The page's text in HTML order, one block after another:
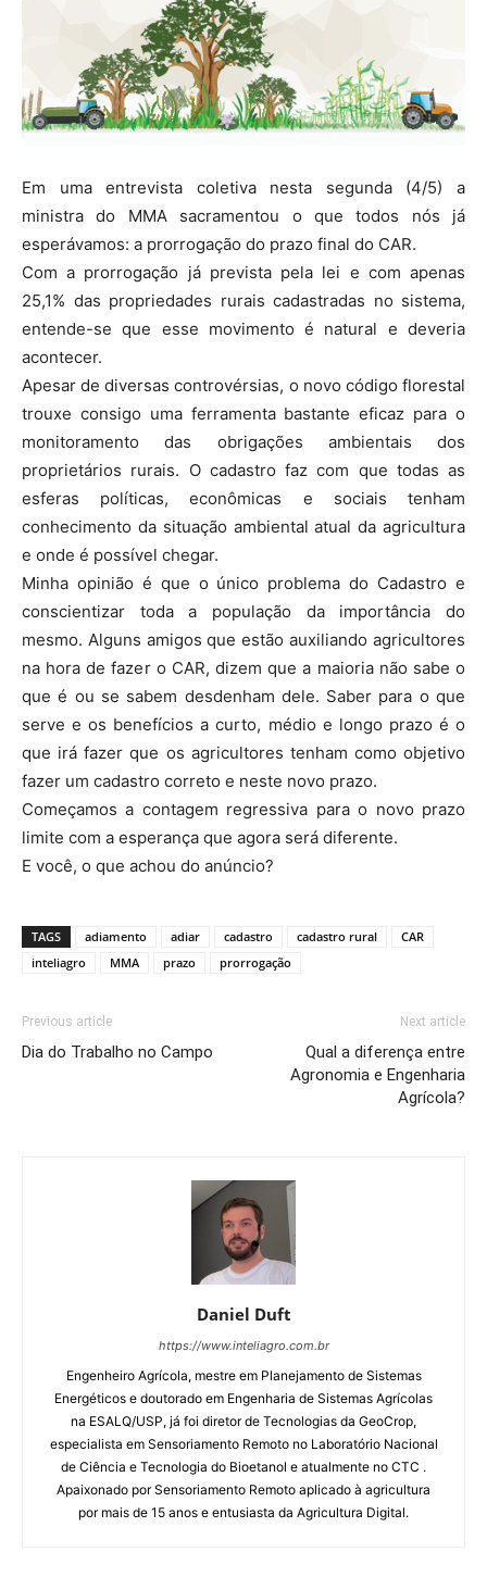
Em uma entrevista coletiva nesta segunda (4/5) a
ministra do MMA sacramentou o que todos nós já
esperávamos: a prorrogação do prazo final do CAR.
Com a prorrogação já prevista pela lei e com apenas
25,1% das propriedades rurais cadastradas no sistema,
entende-se que esse movimento é natural e deveria
acontecer.
Apesar de diversas controvérsias, o novo código florestal
trouxe consigo uma ferramenta bastante eficaz para o
monitoramento das obrigações ambientais dos
proprietários rurais. O cadastro faz com que todas as
esferas políticas, econômicas e sociais tenham
conhecimento da situação ambiental atual da agricultura
e onde é possível chegar.
Minha opinião é que o único problema do Cadastro e
conscientizar toda a população da importância do
mesmo. Alguns amigos que estão auxiliando agricultores
na hora de fazer o CAR, dizem que a maioria não sabe o
que é ou se sabem desdenham dele. Saber para o que
serve e os benefícios a curto, médio e longo prazo é o
que irá fazer que os agricultores tenham como objetivo
fazer um cadastro correto e neste novo prazo.
Começamos a contagem regressiva para o novo prazo
limite com a esperança que agora será diferente.
E você, o que achou do anúncio?
TAGS adiamento adiar cadastro cadastro rural
CAR
inteliagro
MMA prazo prorrogação
Previous article
Dia do Trabalho no Campo
Next article
Qual a diferença entre
Agronomia e Engenharia
Agrícola?
Daniel Duft
https://www.inteliagro.com.br
Engenheiro Agrícola, mestre em Planejamento de Sistemas
Energéticos e doutorado em Engenharia de Sistemas Agrícolas
na ESALQ/USP, já foi diretor de Tecnologias da GeoCrop,
especialista em Sensoriamento Remoto no Laboratório Nacional
de Ciência e Tecnologia do Bioetanol e atualmente no CTC .
Apaixonado por Sensoriamento Remoto aplicado à agricultura
por mais de 15 anos e entusiasta da Agricultura Digital.